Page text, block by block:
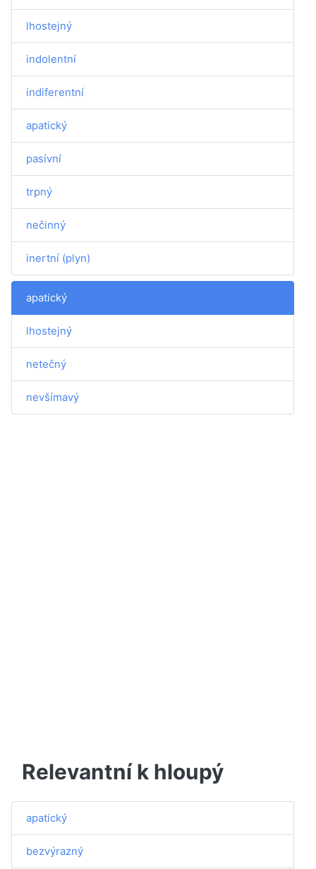
lhostejný
indolentní
indiferentní
apatický
pasívní
trpný
nečinný
inertní (plyn)
apatický
lhostejný
netečný
nevšímavý
Relevantní k hloupý
apatický
bezvýrazný